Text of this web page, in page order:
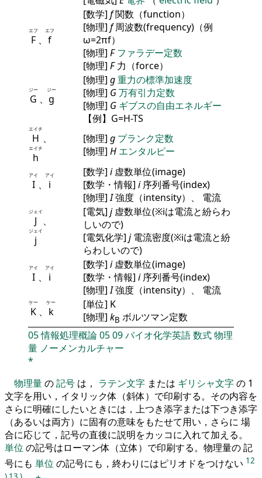
F
エフ
、 f
エフ
[数学] f関数（function）
[物理] f周波数(frequency)（例
ω=2πf）
[物理] F ファラデー定数
[物理] F力（force）
G
ジー
、 g
ジー
[物理] g重力の標準加速度
[物理] G万有引力定数
[物理] G ギブスの自由エネルギー
【例】G=H-TS
H
エイチ
、
h
エイチ
[物理] g プランク定数
[物理] H エンタルピー
I
アイ
、 i
アイ [数学] i虚数単位(image)
[数学・情報] i序列番号(index)
[物理]I強度（intensity）、 電流
J
ジェイ
、
j
ジェイ
[電気] j虚数単位(※iは電流と紛らわ
しいので)
[電気化学] j電流密度(※iは電流と紛
らわしいので)
I
アイ
、 i
アイ [数学] i虚数単位(image)
[数学・情報] i序列番号(index)
[物理]I強度（intensity）、 電流
K
ケー
、 k
ケー
[単位] K
[物理] kB ボルツマン定数
05情報処理概論0509バイオ化学英語数式物理
量 ノーメンカルチャー
*
物理量の記号 は， ラテン文字 または ギリシャ文字の 1
文字を用い，イタリック体（斜体）で印刷する。その内容を
さらに明確にしたいときには，上つき添字または下つき添字
（あるいは両方）に固有の意味をもたせて用い，さらに 場
合に応じて，記号の直後に説明をカッコに入れて加える。
単位 の記号はローマン体（立体）で印刷する。物理量の 記
号にも 単位 の記号にも，終わりにはピリオドをつけない 12